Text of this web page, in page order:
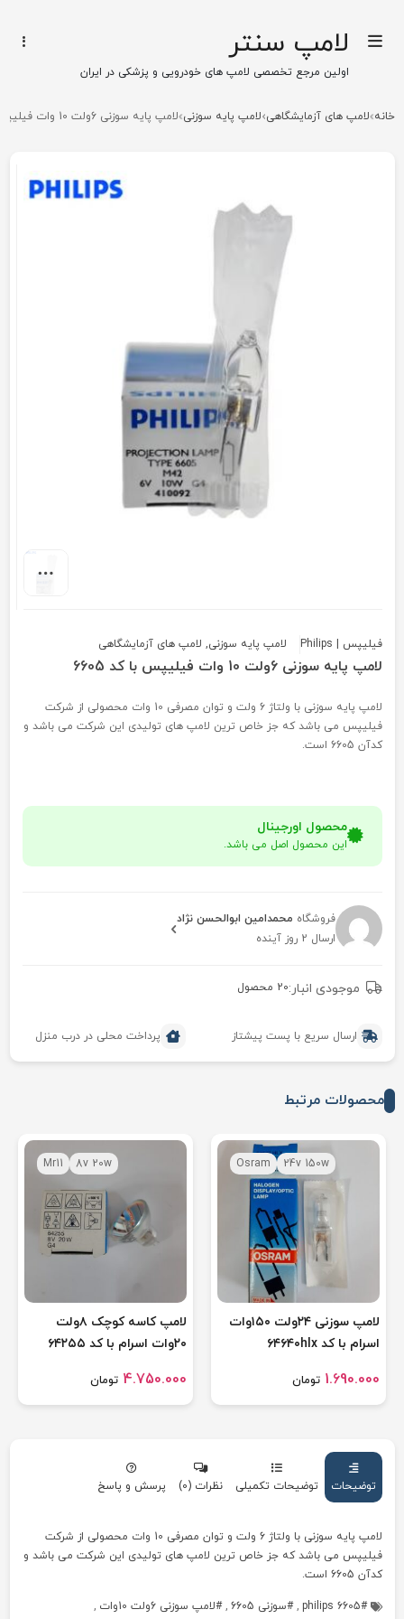
لامپ سنتر
اولین مرجع تخصصی لامپ های خودرویی و پزشکی در ایران
خانه لامپ های آزمایشگاهی لامپ پایه سوزنی لامپ پایه سوزنی 6ولت 10 وات فیلیپس با کد 6605
فیلیپس | Philips لامپ پایه سوزنی, لامپ های آزمایشگاهی
لامپ پایه سوزنی 6ولت 10 وات فیلیپس با کد 6605
لامپ پایه سوزنی با ولتاژ 6 ولت و توان مصرفی 10 وات محصولی از شرکت
فیلیپس می باشد که جز خاص ترین لامپ های تولیدی این شرکت می باشد و
کدآن 6605 است.
محصول اورجینال
این محصول اصل می باشد.
فروشگاه محمدامین ابوالحسن نژاد
ارسال 2 روز آینده
موجودی انبار:20 محصول
ارسال سریع با پست پیشتاز پرداخت محلی در درب منزل
محصولات مرتبط
24v 150w
Osram
لامپ سوزنی ۲۴ولت ۱۵۰وات
اسرام با کد ۶۴۶۴۰hlx
تومان1.690.000
8v 20w
Mr11
لامپ کاسه کوچک ۸ولت
۲۰وات اسرام با کد ۶۴۲۵۵
تومان4.750.000
توضیحات توضیحات تکمیلی نظرات (0) پرسش و پاسخ
لامپ پایه سوزنی با ولتاژ 6 ولت و توان مصرفی 10 وات محصولی از شرکت
فیلیپس می باشد که جز خاص ترین لامپ های تولیدی این شرکت می باشد و
کدآن 6605 است.
philips 6605
, سوزنی 6605 , لامپ سوزنی 6ولت 10وات
,